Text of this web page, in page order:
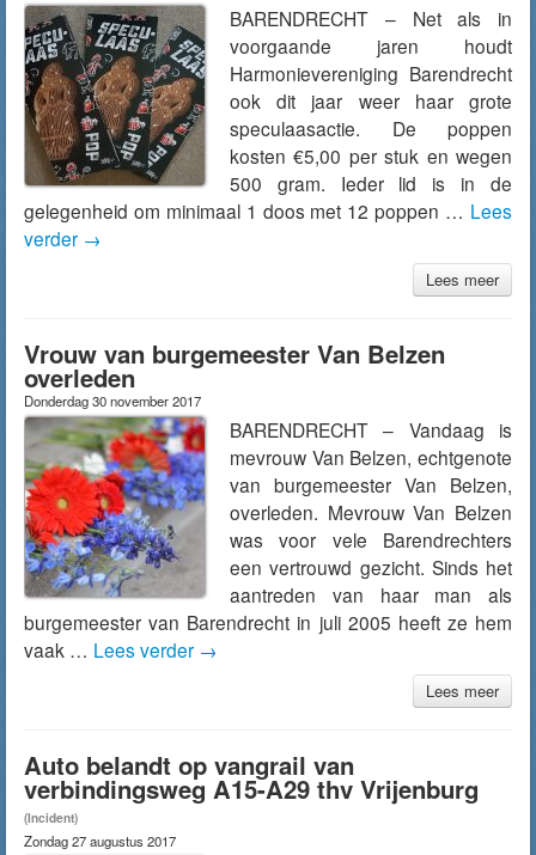
BARENDRECHT – Net als in
voorgaande jaren houdt
Harmonievereniging Barendrecht
ook dit jaar weer haar grote
speculaasactie. De poppen
kosten €5,00 per stuk en wegen
500 gram. Ieder lid is in de
gelegenheid om minimaal 1 doos met 12 poppen … Lees
verder →
Lees meer
Vrouw van burgemeester Van Belzen
overleden
Donderdag 30 november 2017
BARENDRECHT – Vandaag is
mevrouw Van Belzen, echtgenote
van burgemeester Van Belzen,
overleden. Mevrouw Van Belzen
was voor vele Barendrechters
een vertrouwd gezicht. Sinds het
aantreden van haar man als
burgemeester van Barendrecht in juli 2005 heeft ze hem
vaak … Lees verder →
Lees meer
Auto belandt op vangrail van
verbindingsweg A15-A29 thv Vrijenburg
(Incident)
Zondag 27 augustus 2017